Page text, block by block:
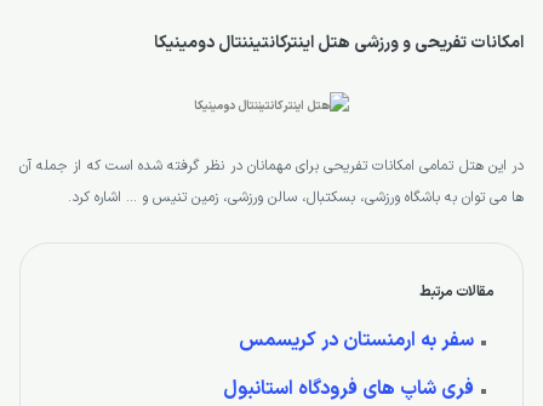
امکانات تفریحی و ورزشی هتل اینترکانتیننتال دومینیکا
در این هتل تمامی امکانات تفریحی برای مهمانان در نظر گرفته شده است که از جمله آن
ها می توان به باشگاه ورزشی، بسکتبال، سالن ورزشی، زمین تنیس و … اشاره کرد.
مقالات مرتبط
سفر به ارمنستان در کریسمس
فری شاپ های فرودگاه استانبول